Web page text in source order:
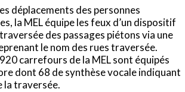
déplacements des personnes
la MEL équipe les feux d’un dispositif
des passages piétons via une
le nom des rues traversée.
carrefours de la MEL sont équipés
dont 68 de synthèse vocale indiquant
la traversée.